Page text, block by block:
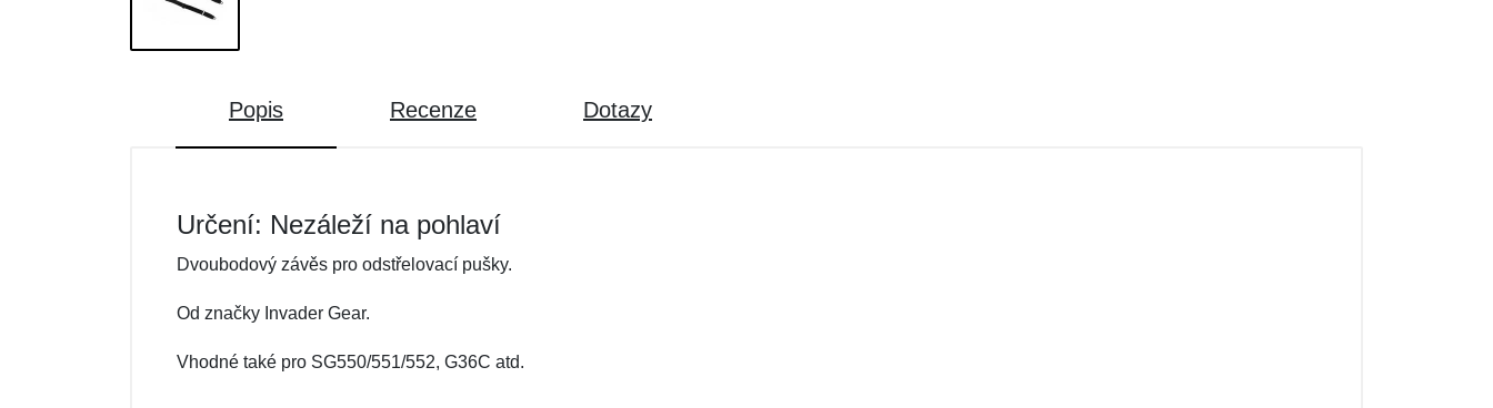
Popis Recenze Dotazy
Určení: Nezáleží na pohlaví
Dvoubodový závěs pro odstřelovací pušky.
Od značky Invader Gear.
Vhodné také pro SG550/551/552, G36C atd.